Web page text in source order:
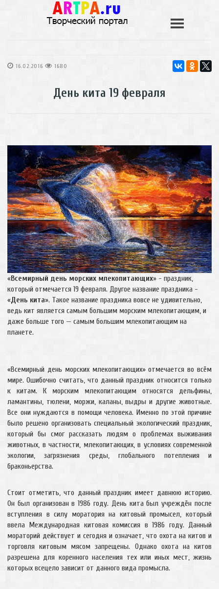
16.02.2016 1680
День кита 19 февраля
«Всемирный день морских млекопитающих» - праздник,
который отмечается 19 февраля. Другое название праздника -
«День кита». Такое название праздника вовсе не удивительно,
ведь кит является самым большим морским млекопитающим, и
даже больше того — самым большим млекопитающим на
планете.
«Всемирный день морских млекопитающих» отмечается во всём
мире. Ошибочно считать, что данный праздник относится только
к китам. К морским млекопитающим относятся дельфины,
ламантины, тюлени, моржи, каланы, выдры и другие животные.
Все они нуждаются в помощи человека. Именно по этой причине
было решено организовать специальный экологический праздник,
который бы смог рассказать людям о проблемах выживания
животных, в частности, млекопитающих, в условиях современной
экологии, загрязнения среды, глобального потепления и
браконьерства.
Стоит отметить, что данный праздник имеет давнюю историю.
Он был организован в 1986 году. День кита был учреждён после
вступления в силу моратория на китовый промысел, который
ввела Международная китовая комиссия в 1986 году. Данный
мораторий действует и сегодня и означает, что охота на китов и
торговля китовым мясом запрещены. Однако охота на китов
разрешена для коренного населения тех или иных мест, жизнь
которых всецело зависит от данного вида промысла.